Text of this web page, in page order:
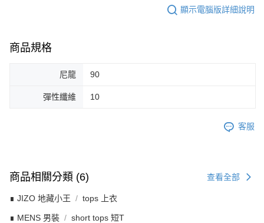
顯示電腦版詳細說明
商品規格
尼龍 90
彈性纖維 10
客服
商品相關分類 (6) 查看全部
∎ JIZO 地藏小王 tops 上衣
∎ MENS 男裝 short tops 短T